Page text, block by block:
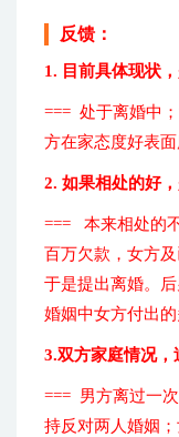
反馈：
1. 目前具体现状
=== 处于离婚中
方在家态度好表
2. 如果相处的好
=== 本来相处的
百万欠款，女方
于是提出离婚。
婚姻中女方付出
3.双方家庭情况，
=== 男方离过一
持反对两人婚姻